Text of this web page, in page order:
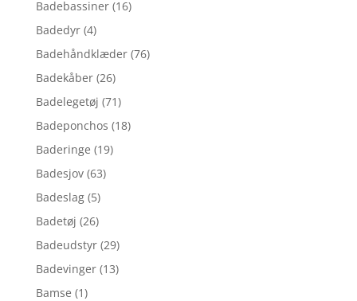
Badebassiner (16)
Badedyr (4)
Badehåndklæder (76)
Badekåber (26)
Badelegetøj (71)
Badeponchos (18)
Baderinge (19)
Badesjov (63)
Badeslag (5)
Badetøj (26)
Badeudstyr (29)
Badevinger (13)
Bamse (1)